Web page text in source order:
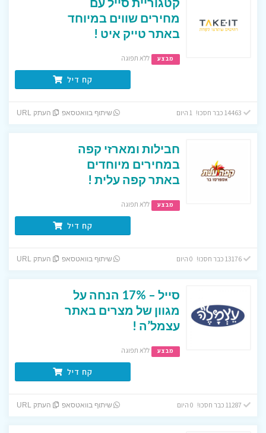
מחירים שווים במיוחד
באתר טייק איט !
מבצע ללא תפוגה
קח דיל
שיתוף בוואטסאפ העתק URL
חבילות ומארזי קפה
במחירים מיוחדים
באתר קפה עלית !
מבצע ללא תפוגה
קח דיל
13176 כבר חסכו! 0 היום שיתוף בוואטסאפ העתק URL
סייל – 17% הנחה על
מגוון של מצרים באתר
עצמל’ה !
מבצע ללא תפוגה
קח דיל
שיתוף בוואטסאפ העתק URL